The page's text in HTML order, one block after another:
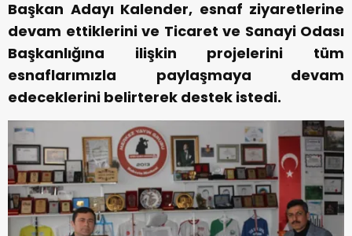
Başkan Adayı Kalender, esnaf ziyaretlerine
devam ettiklerini ve Ticaret ve Sanayi Odası
Başkanlığına ilişkin projelerini tüm
esnaflarımızla paylaşmaya devam
edeceklerini belirterek destek istedi.